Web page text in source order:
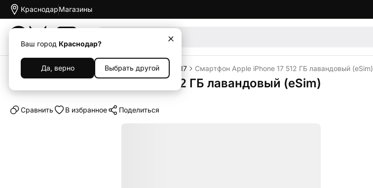
Краснодар
Ваш город Краснодар?
Да, верно Выбрать другой
Магазины
Каталог Смартфоны iPhone iPhone 17 Смартфон Apple iPhone 17 512 ГБ лавандовый (eSim)
Смартфон Apple iPhone 17 512 ГБ лавандовый (eSim)
Cравнить В избранное Поделиться